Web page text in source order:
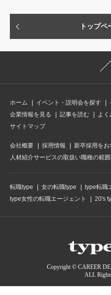
トップペ
ホーム イベント・説明会を探す
企業情報を見る
記事を読む よく
サイトマップ
会社概要 採用情報
新卒採用を
人材紹介サービスの取扱い職種の範
転職type 女の転職type
type転職
type女性の転職エージェント
20's
Copyright © CAREER
ALL